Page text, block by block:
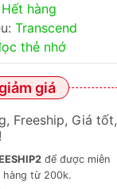
Hết hàng
Transcend
thẻ nhớ
giá
Freeship, Giá tốt,
hàng từ 200k.